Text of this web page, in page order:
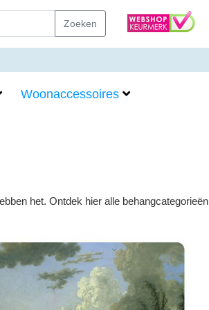
Zoeken
Woonaccessoires
het. Ontdek hier alle behangcategorieën